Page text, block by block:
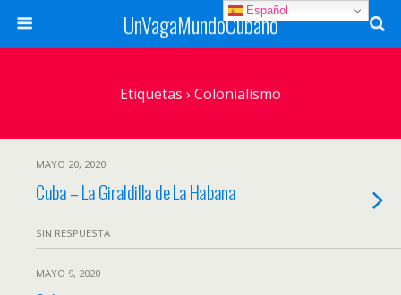
UnVagaMundoCubano
Etiquetas › Colonialismo
MAYO 20, 2020
Cuba – La Giraldilla de La Habana
SIN RESPUESTA
MAYO 9, 2020
Español